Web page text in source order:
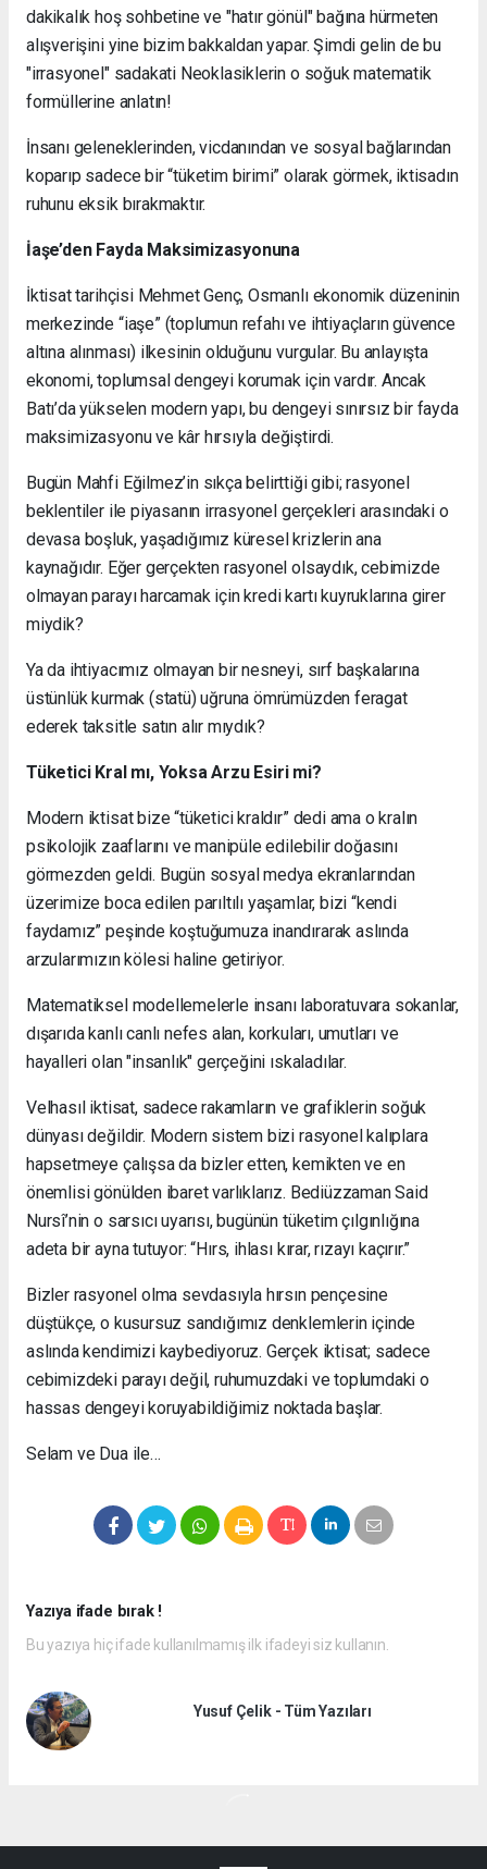
dakikalık hoş sohbetine ve "hatır gönül" bağına hürmeten
alışverişini yine bizim bakkaldan yapar. Şimdi gelin de bu
"irrasyonel" sadakati Neoklasiklerin o soğuk matematik
formüllerine anlatın!
İnsanı geleneklerinden, vicdanından ve sosyal bağlarından
koparıp sadece bir “tüketim birimi” olarak görmek, iktisadın
ruhunu eksik bırakmaktır.
İaşe’den Fayda Maksimizasyonuna
İktisat tarihçisi Mehmet Genç, Osmanlı ekonomik düzeninin
merkezinde “iaşe”(toplumun refahı ve ihtiyaçların güvence
altına alınması) ilkesinin olduğunu vurgular. Bu anlayışta
ekonomi, toplumsal dengeyi korumak için vardır. Ancak
Batı’da yükselen modern yapı, bu dengeyi sınırsız bir fayda
maksimizasyonu ve kâr hırsıyla değiştirdi.
Bugün Mahfi Eğilmez’in sıkça belirttiği gibi; rasyonel
beklentiler ile piyasanın irrasyonel gerçekleri arasındaki o
devasa boşluk, yaşadığımız küresel krizlerin ana
kaynağıdır. Eğer gerçekten rasyonel olsaydık, cebimizde
olmayan parayı harcamak için kredi kartı kuyruklarına girer
miydik?
Ya da ihtiyacımız olmayan bir nesneyi, sırf başkalarına
üstünlük kurmak (statü) uğruna ömrümüzden feragat
ederek taksitle satın alır mıydık?
Tüketici Kral mı, Yoksa Arzu Esiri mi?
Modern iktisat bize “tüketici kraldır” dedi ama o kralın
psikolojik zaaflarını ve manipüle edilebilir doğasını
görmezden geldi. Bugün sosyal medya ekranlarından
üzerimize boca edilen parıltılı yaşamlar, bizi “kendi
faydamız” peşinde koştuğumuza inandırarak aslında
arzularımızın kölesi haline getiriyor.
Matematiksel modellemelerle insanı laboratuvara sokanlar,
dışarıda kanlı canlı nefes alan, korkuları, umutları ve
hayalleri olan "insanlık" gerçeğini ıskaladılar.
Velhasıliktisat, sadece rakamların ve grafiklerin soğuk
dünyası değildir. Modern sistem bizi rasyonel kalıplara
hapsetmeye çalışsa da bizler etten, kemikten ve en
önemlisi gönülden ibaret varlıklarız. Bediüzzaman Said
Nursî’nin o sarsıcı uyarısı, bugünün tüketim çılgınlığına
adeta bir ayna tutuyor:“Hırs, ihlası kırar, rızayı kaçırır.”
Bizler rasyonel olma sevdasıyla hırsın pençesine
düştükçe, o kusursuz sandığımız denklemlerin içinde
aslında kendimizi kaybediyoruz. Gerçek iktisat; sadece
cebimizdeki parayı değil, ruhumuzdaki ve toplumdaki o
hassas dengeyi koruyabildiğimiz noktada başlar.
Selam ve Dua ile…
Yazıya ifade bırak !
Bu yazıya hiç ifade kullanılmamış ilk ifadeyi siz kullanın.
Yusuf Çelik - Tüm Yazıları